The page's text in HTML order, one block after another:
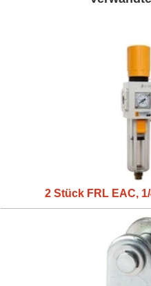
2 Stück FRL EAC,